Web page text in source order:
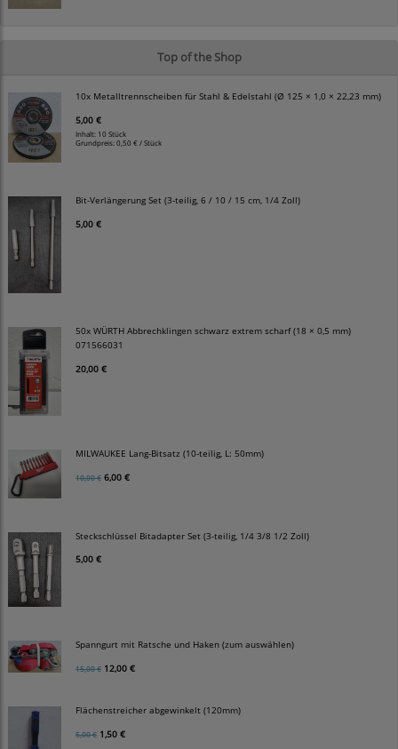
Top of the Shop
10x Metalltrennscheiben für Stahl & Edelstahl (Ø 125 × 1,0 × 22,23 mm)
5,00 €
Inhalt: 10 Stück
Grundpreis:0,50 € / Stück
Bit-Verlängerung Set (3-teilig, 6 / 10 / 15 cm, 1/4 Zoll)
5,00 €
50x WÜRTH Abbrechklingen schwarz extrem scharf (18 × 0,5 mm)
071566031
20,00 €
MILWAUKEE Lang-Bitsatz (10-teilig, L: 50mm)
10,00 € 6,00 €
Steckschlüssel Bitadapter Set (3-teilig, 1/4 3/8 1/2 Zoll)
5,00 €
Spanngurt mit Ratsche und Haken (zum auswählen)
15,00 € 12,00 €
Flächenstreicher abgewinkelt (120mm)
5,00 € 1,50 €